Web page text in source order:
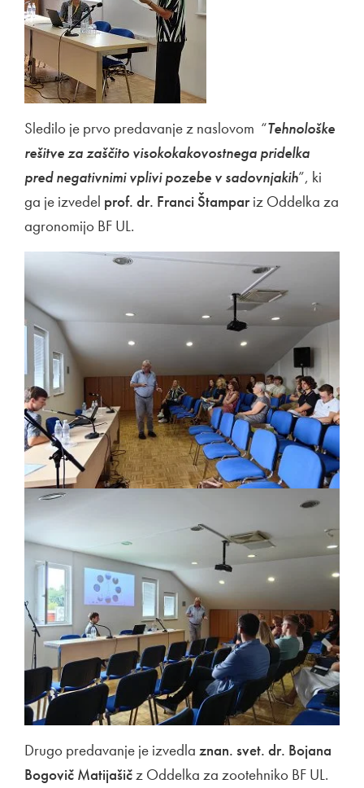
Sledilo je prvo predavanje z naslovom “Tehnološke
rešitve za zaščito visokokakovostnega pridelka
pred negativnimi vplivi pozebe v sadovnjakih”, ki
ga je izvedel prof. dr. Franci Štampariz Oddelka za
agronomijo BF UL.
Drugo predavanje je izvedla znan. svet. dr. Bojana
Bogovič Matijašičz Oddelka za zootehniko BF UL.